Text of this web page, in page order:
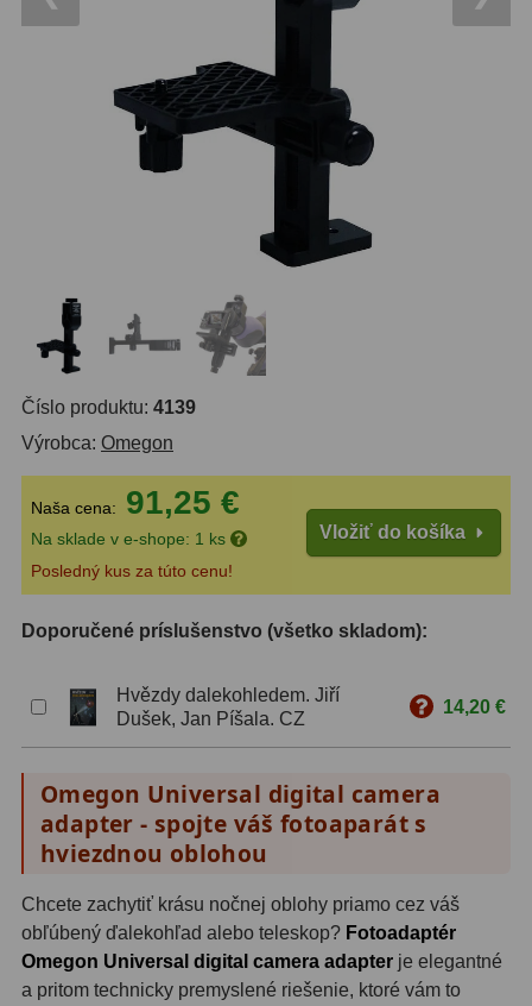
OTA - iba optika
Širokouhlé (52°-60°)84
SWA (62°-78°)
UWA (80°-98°)
XWA (100°-120°)17
Planetárne
ZOOM12
ED a Flat Field12
Ostatné 30
Filtre181
Slnečné 42
CLS a UHC14
Číslo produktu: 4139
Výrobca: Omegon
Naša cena: 91,25 €
Na sklade v e-shope: 1 ks Vložiť do košíka
Posledný kus za túto cenu!
Doporučené príslušenstvo (všetko skladom):
Hvězdy dalekohledem. Jiří
Dušek, Jan Píšala. CZ
14,20 €
Omegon Universal digital camera
adapter - spojte váš fotoaparát s
hviezdnou oblohou
Chcete zachytiť krásu nočnej oblohy priamo cez váš
obľúbený ďalekohľad alebo teleskop? Fotoadaptér
Omegon Universal digital camera adapter je elegantné
a pritom technicky premyslené riešenie, ktoré vám to